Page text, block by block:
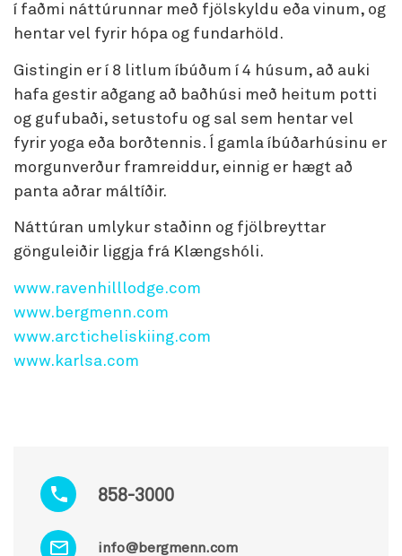
858-3000
info@bergmenn.com
í faðmi náttúrunnar með fjölskyldu eða vinum, og
hentar vel fyrir hópa og fundarhöld.
Gistingin er í 8 litlum íbúðum í 4 húsum, að auki
hafa gestir aðgang að baðhúsi með heitum potti
og gufubaði, setustofu og sal sem hentar vel
fyrir yoga eða borðtennis. Í gamla íbúðarhúsinu er
morgunverður framreiddur, einnig er hægt að
panta aðrar máltíðir.
Náttúran umlykur staðinn og fjölbreyttar
gönguleiðir liggja frá Klængshóli.
www.ravenhilllodge.com
www.bergmenn.com
www.arcticheliskiing.com
www.karlsa.com